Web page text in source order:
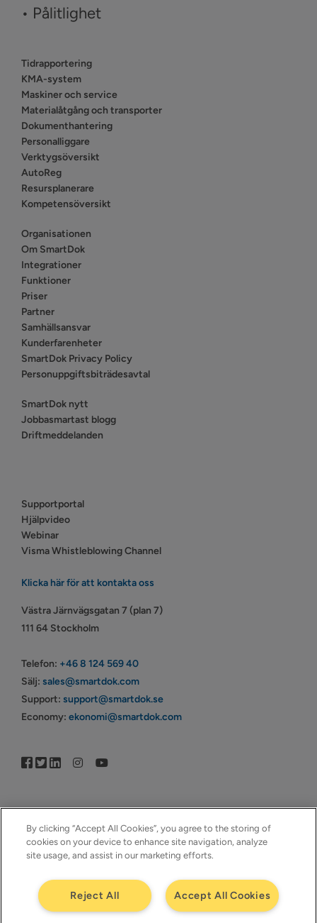
• Pålitlighet
Tidrapportering
KMA-system
Maskiner och service
Materialåtgång och transporter
Dokumenthantering
Personalliggare
Verktygsöversikt
AutoReg
Resursplanerare
Kompetensöversikt
Organisationen
Om SmartDok
Integrationer
Funktioner
Priser
Partner
Samhällsansvar
Kunderfarenheter
SmartDok Privacy Policy
Personuppgiftsbiträdesavtal
SmartDok nytt
Jobbasmartast blogg
Driftmeddelanden
Supportportal
Hjälpvideo
Webinar
Visma Whistleblowing Channel
Klicka här för att kontakta oss
Västra Järnvägsgatan 7 (plan 7)
111 64 Stockholm
Telefon: +46 8 124 569 40
Sälj: sales@smartdok.com
Support: support@smartdok.se
Economy: ekonomi@smartdok.com
© Copyright 2005–2026 | © SmartDok © Visma | All Rights
Reserved | ™SmartDok – Ett företag i ™Visma
By clicking “Accept All Cookies”, you agree to the storing of
cookies on your device to enhance site navigation, analyze
site usage, and assist in our marketing efforts.
Accept All Cookies
Reject All